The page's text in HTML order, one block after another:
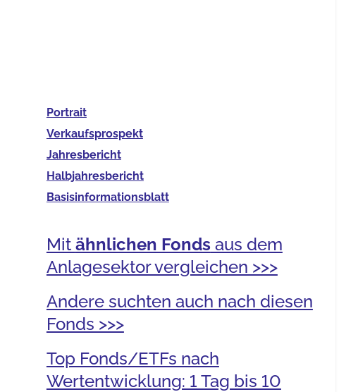
Portrait
Verkaufs­prospekt
Jahres­bericht
Halb­jahres­bericht
Basis­informationsblatt
Mit ähnlichen Fonds aus dem
Anlagesektor vergleichen >>>
Andere suchten auch nach diesen
Fonds >>>
Top Fonds/ETFs nach
Wertentwicklung: 1 Tag bis 10